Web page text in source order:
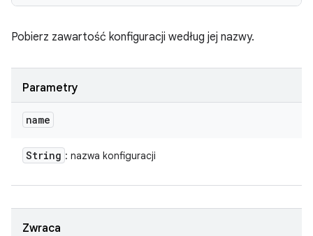
Pobierz zawartość konfiguracji według jej nazwy.
Parametry
name
String : nazwa konfiguracji
Zwraca